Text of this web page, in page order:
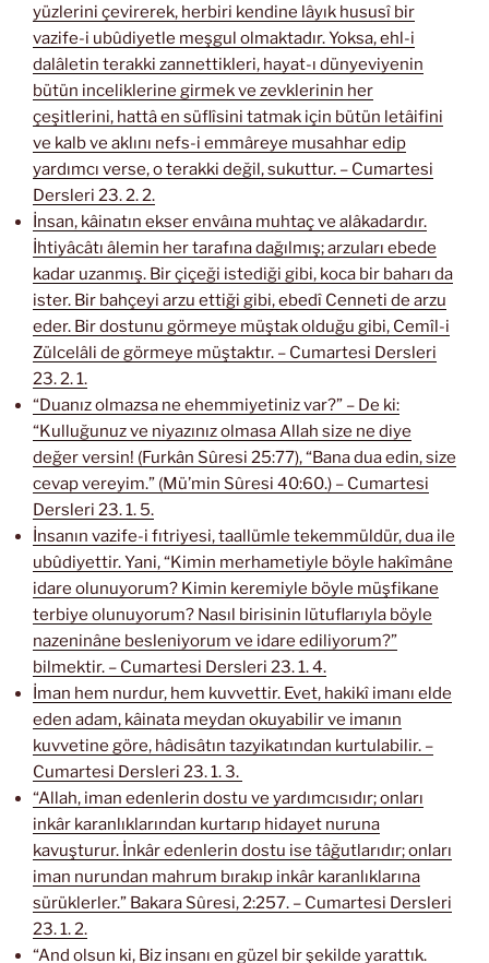
yüzlerini çevirerek, herbiri kendine lâyık hususî bir
vazife-i ubûdiyetle meşgul olmaktadır. Yoksa, ehl-i
dalâletin terakki zannettikleri, hayat-ı dünyeviyenin
bütün inceliklerine girmek ve zevklerinin her
çeşitlerini, hattâ en süflîsini tatmak için bütün letâifini
ve kalb ve aklını nefs-i emmâreye musahhar edip
yardımcı verse, o terakki değil, sukuttur. – Cumartesi
Dersleri 23. 2. 2.
İnsan, kâinatın ekser envâına muhtaç ve alâkadardır.
İhtiyâcâtı âlemin her tarafına dağılmış; arzuları ebede
kadar uzanmış. Bir çiçeği istediği gibi, koca bir baharı da
ister. Bir bahçeyi arzu ettiği gibi, ebedî Cenneti de arzu
eder. Bir dostunu görmeye müştak olduğu gibi, Cemîl-i
Zülcelâli de görmeye müştaktır. – Cumartesi Dersleri
23. 2. 1.
“Duanız olmazsa ne ehemmiyetiniz var?” – De ki:
“Kulluğunuz ve niyazınız olmasa Allah size ne diye
değer versin! (Furkân Sûresi 25:77), “Bana dua edin, size
cevap vereyim.” (Mü’min Sûresi 40:60.) – Cumartesi
Dersleri 23. 1. 5.
İnsanın vazife-i fıtriyesi, taallümle tekemmüldür, dua ile
ubûdiyettir. Yani, “Kimin merhametiyle böyle hakîmâne
idare olunuyorum? Kimin keremiyle böyle müşfikane
terbiye olunuyorum? Nasıl birisinin lütuflarıyla böyle
nazeninâne besleniyorum ve idare ediliyorum?”
bilmektir. – Cumartesi Dersleri 23. 1. 4.
İman hem nurdur, hem kuvvettir. Evet, hakikî imanı elde
eden adam, kâinata meydan okuyabilir ve imanın
kuvvetine göre, hâdisâtın tazyikatından kurtulabilir. –
Cumartesi Dersleri 23. 1. 3.
“Allah, iman edenlerin dostu ve yardımcısıdır; onları
inkâr karanlıklarından kurtarıp hidayet nuruna
kavuşturur. İnkâr edenlerin dostu ise tâğutlarıdır; onları
iman nurundan mahrum bırakıp inkâr karanlıklarına
sürüklerler.” Bakara Sûresi, 2:257. – Cumartesi Dersleri
23. 1. 2.
“And olsun ki, Biz insanı en güzel bir şekilde yarattık.